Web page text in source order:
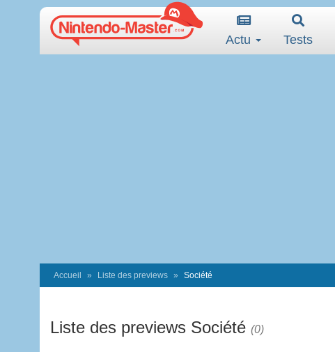
Actu Tests
Accueil Liste des previews Société
Liste des previews Société (0)